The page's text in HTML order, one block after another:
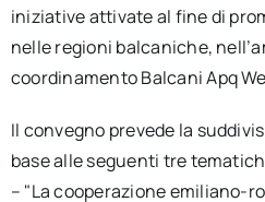
iniziative attivate al fine di
nelle regioni balcaniche,
coordinamento Balcani Apq
Il convegno prevede la
base alle seguenti tre
– "La cooperazione emiliano-